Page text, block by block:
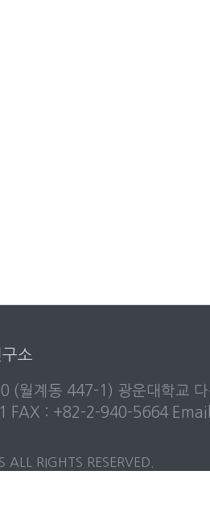
소
(월계동 447-1) 광운대학교
FAX : +82-2-940-5664
RIGHTS RESERVED.